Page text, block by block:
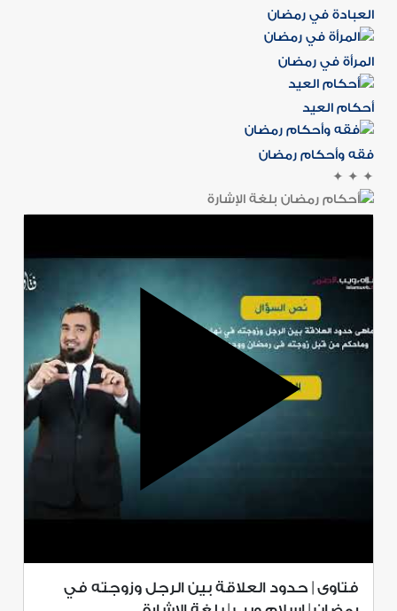
العبادة في رمضان
المرأة في رمضان
أحكام العيد
فقه وأحكام رمضان
✦
✦
✦
فتاوى | حدود العلاقة بين الرجل وزوجته في